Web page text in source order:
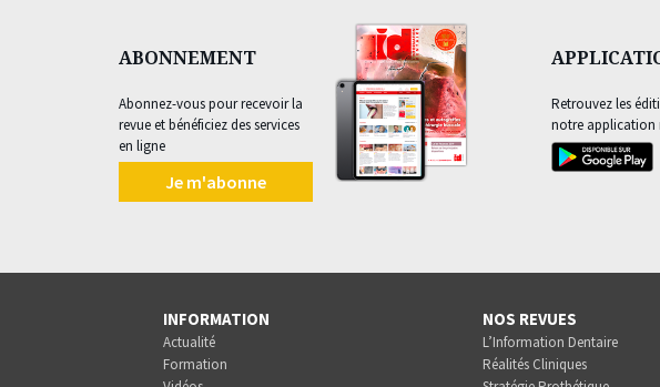
ABONNEMENT
Abonnez-vous pour recevoir la
revue et bénéficiez des services
en ligne
Je m'abonne
Retrouvez les
notre application
INFORMATION
Actualité
Formation
NOS REVUES
L’Information Dentaire
Réalités Cliniques